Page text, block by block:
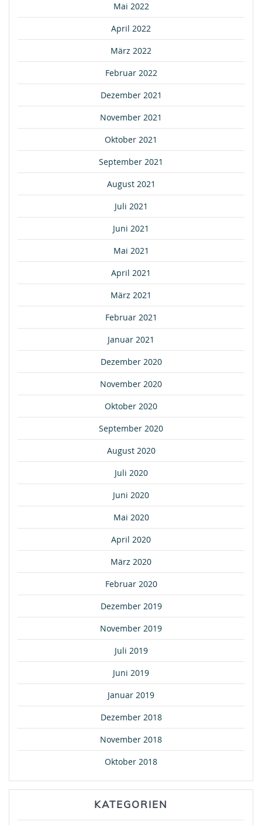
Mai 2022
April 2022
März 2022
Februar 2022
Dezember 2021
November 2021
Oktober 2021
September 2021
August 2021
Juli 2021
Juni 2021
Mai 2021
April 2021
März 2021
Februar 2021
Januar 2021
Dezember 2020
November 2020
Oktober 2020
September 2020
August 2020
Juli 2020
Juni 2020
Mai 2020
April 2020
März 2020
Februar 2020
Dezember 2019
November 2019
Juli 2019
Juni 2019
Januar 2019
Dezember 2018
November 2018
Oktober 2018
KATEGORIEN